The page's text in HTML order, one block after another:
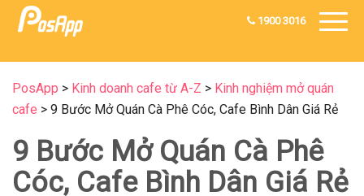
1900 3016
PosApp > Kinh doanh cafe từ A-Z > Kinh nghiệm mở quán
cafe > 9 Bước Mở Quán Cà Phê Cóc, Cafe Bình Dân Giá Rẻ
9 Bước Mở Quán Cà Phê
Cóc, Cafe Bình Dân Giá Rẻ